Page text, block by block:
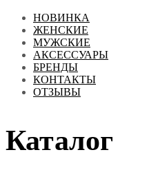
НОВИНКА
ЖЕНСКИЕ
МУЖСКИЕ
АКСЕССУАРЫ
БРЕНДЫ
КОНТАКТЫ
ОТЗЫВЫ
Каталог